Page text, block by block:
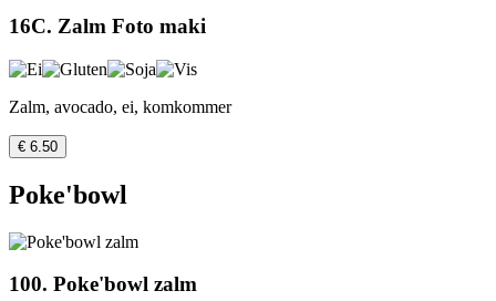
16C. Zalm Foto maki
Zalm, avocado, ei, komkommer
€ 6.50
Poke'bowl
100. Poke'bowl zalm